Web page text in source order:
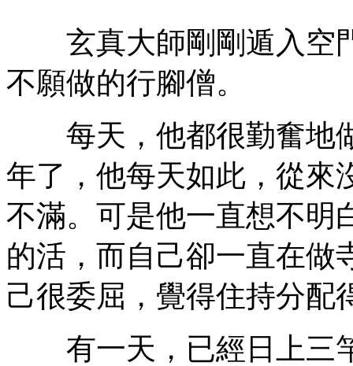
玄真大師剛剛遁入空
不願做的行腳僧。
每天，他都很勤奮地
年了，他每天如此，從來
不滿。可是他一直想不明
的活，而自己卻一直在做
己很委屈，覺得住持分配
有一天，已經日上三